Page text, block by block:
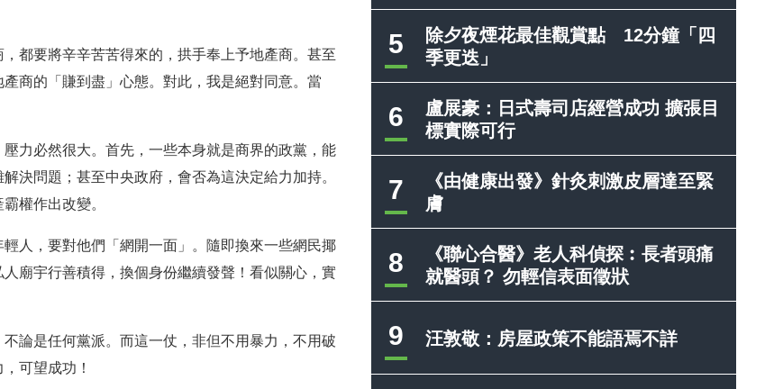
5
除夕夜煙花最佳觀賞點 12分鐘「四
季更迭」
6
盧展豪：日式壽司店經營成功 擴張目
標實際可行
7
《由健康出發》針灸刺激皮層達至緊
膚
8
《聯心合醫》老人科偵探︰長者頭痛
就醫頭？ 勿輕信表面徵狀
9 汪敦敬：房屋政策不能語焉不詳
都要將辛辛苦苦得來的，拱手奉上予地產商。甚至
商的「賺到盡」心態。對此，我是絕對同意。當
力必然很大。首先，一些本身就是商界的政黨，能
決問題；甚至中央政府，會否為這決定給力加持。
權作出改變。
人，要對他們「網開一面」。隨即換來一些網民揶
廟宇行善積得，換個身份繼續發聲！看似關心，實
論是任何黨派。而這一仗，非但不用暴力，不用破
可望成功！